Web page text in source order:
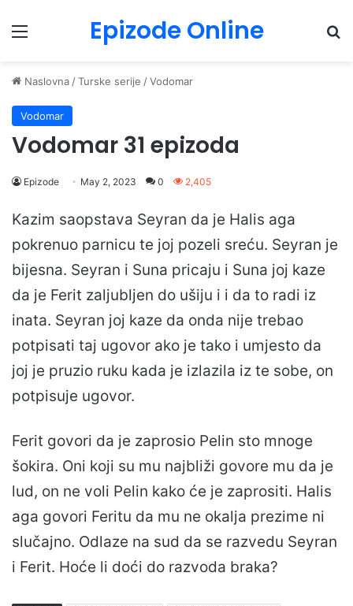
Menu Epizode Online
Naslovna /Turske serije /Vodomar
Vodomar
Vodomar 31 epizoda
Epizode May 2, 2023 0 2,405
Kazim saopstava Seyran da je Halis aga
pokrenuo parnicu te joj pozeli sreću. Seyran je
bijesna. Seyran i Suna pricaju i Suna joj kaze
da je Ferit zaljubljen do ušiju i i da to radi iz
inata. Seyran joj kaze da onda nije trebao
potpisati taj ugovor ako je tako i umjesto da
joj je pruzio ruku kada je izlazila iz te sobe, on
potpisuje ugovor.
Ferit govori da je zaprosio Pelin sto mnoge
šokira. Oni koji su mu najbliži govore mu da je
lud, on ne voli Pelin kako će je zaprositi. Halis
aga govori Feritu da mu ne okalja prezime ni
slučajno. Odlaze na sud da se razvedu Seyran
i Ferit. Hoće li doći do razvoda braka?